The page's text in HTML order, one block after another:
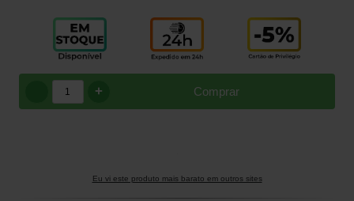
Comprar
+
Eu vi este produto mais barato em outros sites